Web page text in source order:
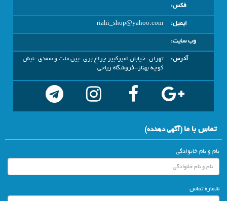
فکس:
ایمیل:
riahi_shop@yahoo.com
وب سایت:
آدرس:
تهران-خیابان امیرکبیر چراغ برق-بین ملت و سعدی-نبش
کوچه بهناز-فروشگاه ریاحی
تماس با ما(آگهي دهنده)
نام و نام خانوادگی
شماره تماس